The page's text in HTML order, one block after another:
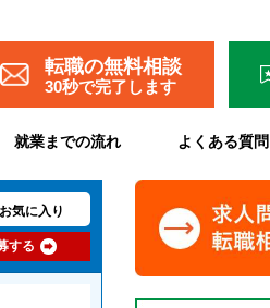
転職の無料相談
30秒で完了します
就業までの流れ よくある質問
お気に入り
する